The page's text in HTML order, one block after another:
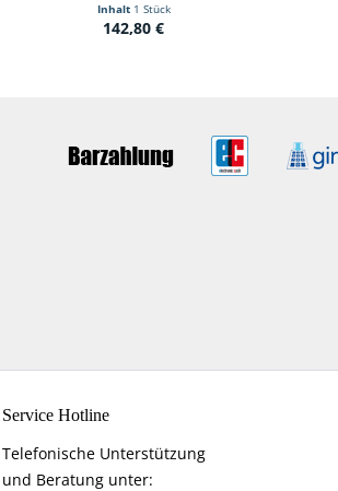
Inhalt 1 Stück
142,80 €
Service Hotline
Telefonische Unterstützung
und Beratung unter: